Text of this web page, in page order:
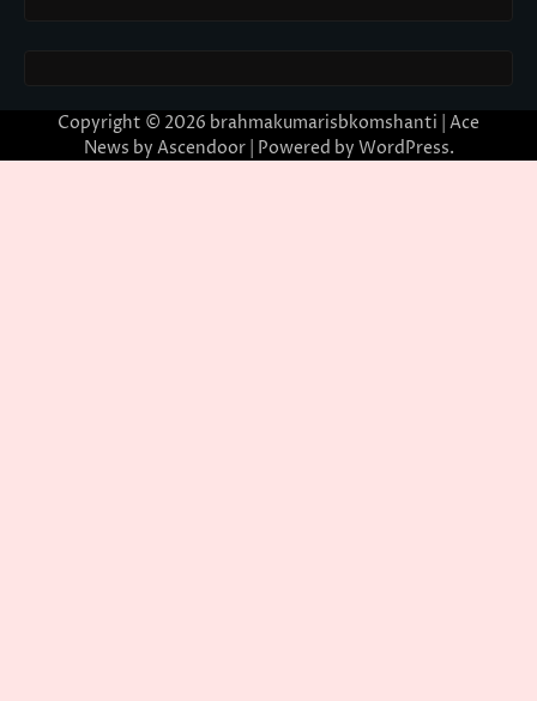
Copyright © 2026 brahmakumarisbkomshanti | Ace
News by Ascendoor| Powered by WordPress.